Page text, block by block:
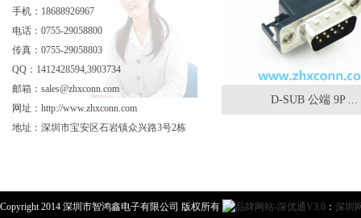
手机：18688926967
电话：0755-29058800
传真：0755-29058803
QQ：1412428594,3903734
邮箱：sales@zhxconn.com
网址：http://www.zhxconn.com
地址：深圳市宝安区石岩镇众兴路3号2栋
D-SUB 公端 9P ...
Copyright 2014 深圳市智鸿鑫电子有限公司 版权所有 ： 深圳